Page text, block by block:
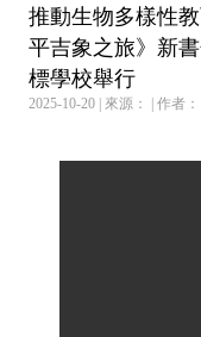
推動生物多樣性
平吉象之旅》新
標學校舉行
2025-10-20 | 來源： | 作者：